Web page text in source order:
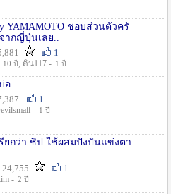
YAMAMOTO ชอบส่วนตัวครั
ากญี่ปุ่นเลย..
1
10 ปี , ดิน117 - 1 ปี
อ
1
- 1 ปี
ยกว่า ชิป ใช้ผสมปังปั่นแข่งตา
1
- 2 ปี